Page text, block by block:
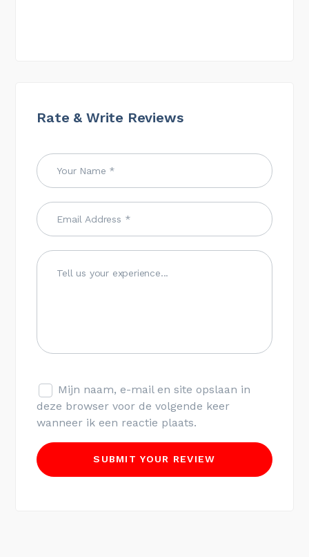
Rate & Write Reviews
Mijn naam, e-mail en site opslaan in
deze browser voor de volgende keer
wanneer ik een reactie plaats.